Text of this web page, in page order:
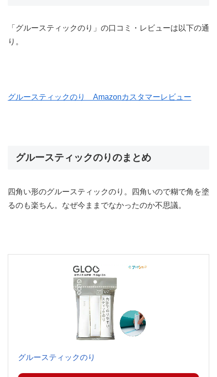
「グルースティックのり」の口コミ・レビューは以下の通
り。
グルースティックのり Amazonカスタマーレビュー
グルースティックのりのまとめ
四角い形のグルースティックのり。四角いので糊で角を塗
るのも楽ちん。なぜ今ままでなかったのか不思議。
グルースティックのり